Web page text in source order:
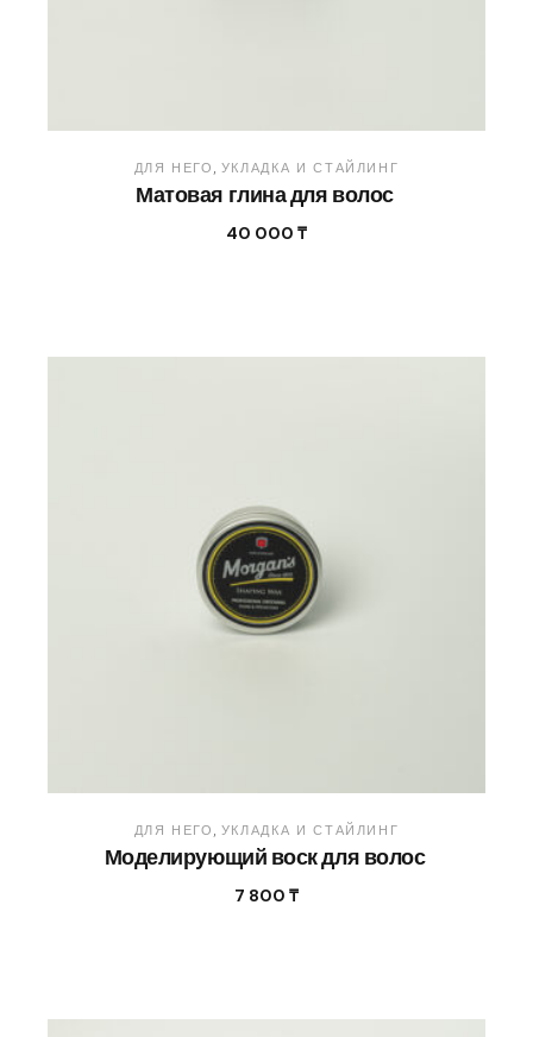
ДЛЯ НЕГО УКЛАДКА И СТАЙЛИНГ
Матовая глина для волос
40 000 ₸
ДЛЯ НЕГО УКЛАДКА И СТАЙЛИНГ
Моделирующий воск для волос
7 800 ₸